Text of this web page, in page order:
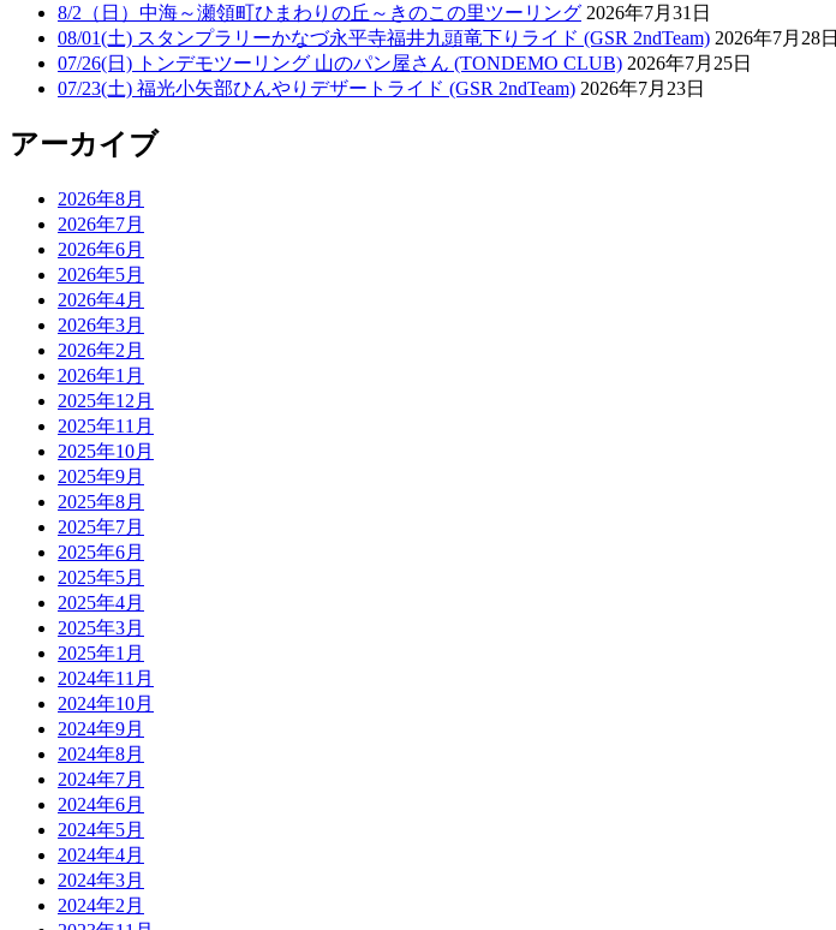
8/2（日）中海～瀬領町ひまわりの丘～きのこの里ツーリング 2026年7月31日
08/01(土) スタンプラリーかなづ永平寺福井九頭竜下りライド (GSR 2ndTeam) 2026年7月28日
07/26(日) トンデモツーリング 山のパン屋さん (TONDEMO CLUB) 2026年7月25日
07/23(土) 福光小矢部ひんやりデザートライド (GSR 2ndTeam) 2026年7月23日
アーカイブ
2026年8月
2026年7月
2026年6月
2026年5月
2026年4月
2026年3月
2026年2月
2026年1月
2025年12月
2025年11月
2025年10月
2025年9月
2025年8月
2025年7月
2025年6月
2025年5月
2025年4月
2025年3月
2025年1月
2024年11月
2024年10月
2024年9月
2024年8月
2024年7月
2024年6月
2024年5月
2024年4月
2024年3月
2024年2月